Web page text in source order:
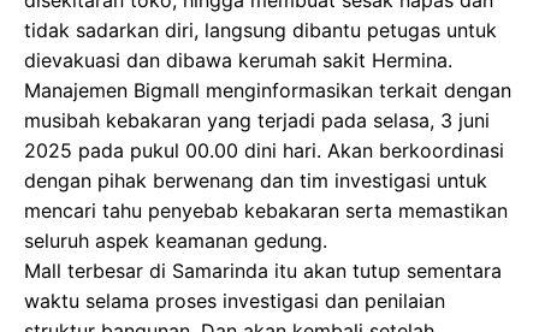
tidak sadarkan diri, langsung dibantu petugas untuk
dievakuasi dan dibawa kerumah sakit Hermina.
Manajemen Bigmall menginformasikan terkait dengan
musibah kebakaran yang terjadi pada selasa, 3 juni
2025 pada pukul 00.00 dini hari. Akan berkoordinasi
dengan pihak berwenang dan tim investigasi untuk
mencari tahu penyebab kebakaran serta memastikan
seluruh aspek keamanan gedung.
Mall terbesar di Samarinda itu akan tutup sementara
waktu selama proses investigasi dan penilaian